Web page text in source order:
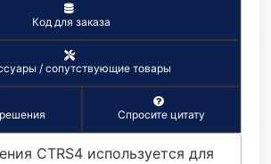
Код для заказа
/ сопутствующие товары
Спросите цитату
CTRS4 используется для